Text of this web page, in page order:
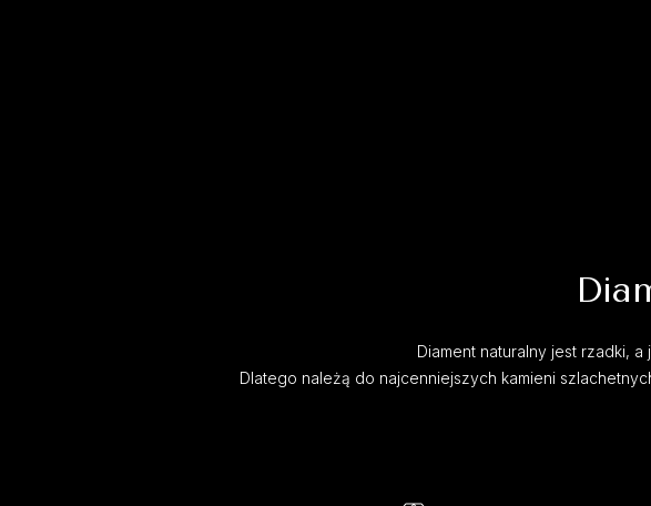
Diament naturalny jest rzadki, a
Dlatego należą do najcenniejszych kamieni